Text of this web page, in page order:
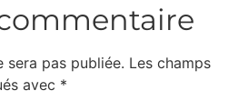
sera pas publiée. Les champs
avec *